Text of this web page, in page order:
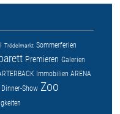
Trödelmarkt Sommerferien
Premieren Galerien
Immobilien ARENA
Dinner-Show Zoo